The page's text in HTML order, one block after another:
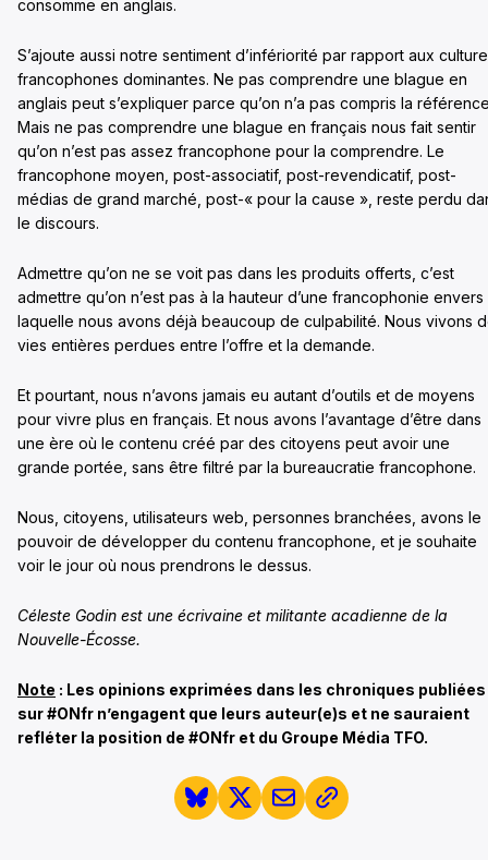
consomme en anglais.
S’ajoute aussi notre sentiment d’infériorité par rapport aux
francophones dominantes. Ne pas comprendre une blague en
anglais peut s’expliquer parce qu’on n’a pas compris la
Mais ne pas comprendre une blague en français nous fait sentir
qu’on n’est pas assez francophone pour la comprendre. Le
francophone moyen, post-associatif, post-revendicatif, post-
médias de grand marché, post-« pour la cause », reste perdu
le discours.
Admettre qu’on ne se voit pas dans les produits offerts, c’est
admettre qu’on n’est pas à la hauteur d’une francophonie envers
laquelle nous avons déjà beaucoup de culpabilité. Nous vivons
vies entières perdues entre l’offre et la demande.
Et pourtant, nous n’avons jamais eu autant d’outils et de moyens
pour vivre plus en français. Et nous avons l’avantage d’être dans
une ère où le contenu créé par des citoyens peut avoir une
grande portée, sans être filtré par la bureaucratie francophone.
Nous, citoyens, utilisateurs web, personnes branchées, avons le
pouvoir de développer du contenu francophone, et je souhaite
voir le jour où nous prendrons le dessus.
Céleste Godin est une écrivaine et militante acadienne de la
Nouvelle-Écosse.
Note : Les opinions exprimées dans les chroniques publiées
sur #ONfr n’engagent que leurs auteur(e)s et ne sauraient
refléter la position de #ONfr et du Groupe Média TFO.